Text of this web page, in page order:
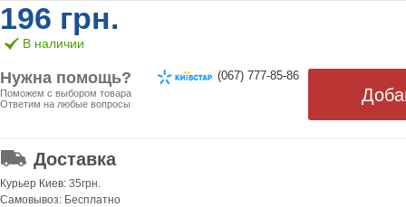
196 грн.
В наличии
Нужна помощь?
Поможем с выбором товара
Ответим на любые вопросы
(067) 777-85-86
Доставка
Курьер Киев: 35грн.
Самовывоз: Бесплатно